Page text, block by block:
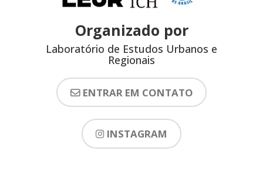
Organizado por
Laboratório de Estudos Urbanos e
Regionais
ENTRAR EM CONTATO
INSTAGRAM